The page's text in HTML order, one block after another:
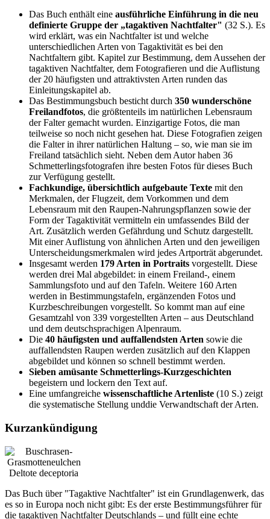
Das Buch enthält eine ausführliche Einführung in die neu
definierte Gruppe der „tagaktiven Nachtfalter" (32 S.). Es
wird erklärt, was ein Nachtfalter ist und welche
unterschiedlichen Arten von Tagaktivität es bei den
Nachtfaltern gibt. Kapitel zur Bestimmung, dem Aussehen der
tagaktiven Nachtfalter, dem Fotografieren und die Auflistung
der 20 häufigsten und attraktivsten Arten runden das
Einleitungskapitel ab.
Das Bestimmungsbuch besticht durch 350 wunderschöne
Freilandfotos, die größtenteils im natürlichen Lebensraum
der Falter gemacht wurden. Einzigartige Fotos, die man
teilweise so noch nicht gesehen hat. Diese Fotografien zeigen
die Falter in ihrer natürlichen Haltung – so, wie man sie im
Freiland tatsächlich sieht. Neben dem Autor haben 36
Schmetterlingsfotografen ihre besten Fotos für dieses Buch
zur Verfügung gestellt.
Fachkundige, übersichtlich aufgebaute Texte mit den
Merkmalen, der Flugzeit, dem Vorkommen und dem
Lebensraum mit den Raupen-Nahrungspflanzen sowie der
Form der Tagaktivität vermitteln ein umfassendes Bild der
Art. Zusätzlich werden Gefährdung und Schutz dargestellt.
Mit einer Auflistung von ähnlichen Arten und den jeweiligen
Unterscheidungsmerkmalen wird jedes Artporträt abgerundet.
Insgesamt werden 179 Arten in Portraits vorgestellt. Diese
werden drei Mal abgebildet: in einem Freiland-, einem
Sammlungsfoto und auf den Tafeln. Weitere 160 Arten
werden in Bestimmungstafeln, ergänzenden Fotos und
Kurzbeschreibungen vorgestellt. So kommt man auf eine
Gesamtzahl von 339 vorgestellten Arten – aus Deutschland
und dem deutschsprachigen Alpenraum.
Die 40 häufigsten und auffallendsten Arten sowie die
auffallendsten Raupen werden zusätzlich auf den Klappen
abgebildet und können so schnell bestimmt werden.
Sieben amüsante Schmetterlings-Kurzgeschichten
begeistern und lockern den Text auf.
Eine umfangreiche wissenschaftliche Artenliste (10 S.) zeigt
die systematische Stellung unddie Verwandtschaft der Arten.
Kurzankündigung
Deltote deceptoria
Das Buch über "Tagaktive Nachtfalter" ist ein Grundlagenwerk, das
es so in Europa noch nicht gibt: Es der erste Bestimmungsführer für
die tagaktiven Nachtfalter Deutschlands – und füllt eine echte